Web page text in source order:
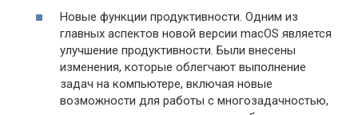
Новые функции продуктивности. Одним из
главных аспектов новой версии macOS является
улучшение продуктивности. Были внесены
изменения, которые облегчают выполнение
задач на компьютере, включая новые
возможности для работы с многозадачностью,